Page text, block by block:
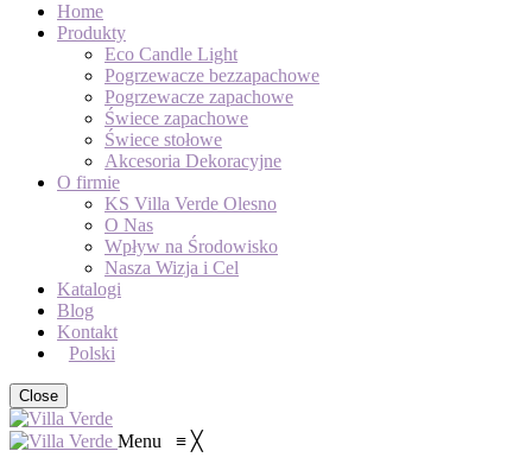
Home
Produkty
Eco Candle Light
Pogrzewacze bezzapachowe
Pogrzewacze zapachowe
Świece zapachowe
Świece stołowe
Akcesoria Dekoracyjne
O firmie
KS Villa Verde Olesno
O Nas
Wpływ na Środowisko
Nasza Wizja i Cel
Katalogi
Blog
Kontakt
Polski
Close
Menu ≡ ╳